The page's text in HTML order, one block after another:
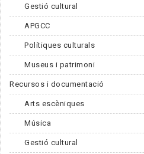
Gestió cultural
APGCC
Polítiques culturals
Museus i patrimoni
Recursos i documentació
Arts escèniques
Música
Gestió cultural